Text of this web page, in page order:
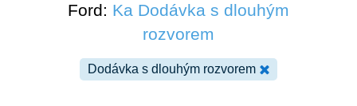
Ford: Ka Dodávka s dlouhým
rozvorem
Dodávka s dlouhým rozvorem